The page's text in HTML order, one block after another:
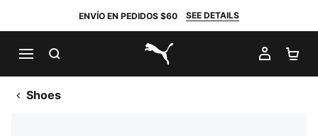
ENVÍO EN PEDIDOS $60 SEE DETAILS
PUMA.com
MI
Shoes